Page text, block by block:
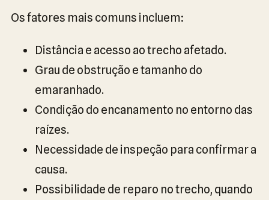
Os fatores mais comuns incluem:
Distância e acesso ao trecho afetado.
Grau de obstrução e tamanho do
emaranhado.
Condição do encanamento no entorno das
raízes.
Necessidade de inspeção para confirmar a
causa.
Possibilidade de reparo no trecho, quando